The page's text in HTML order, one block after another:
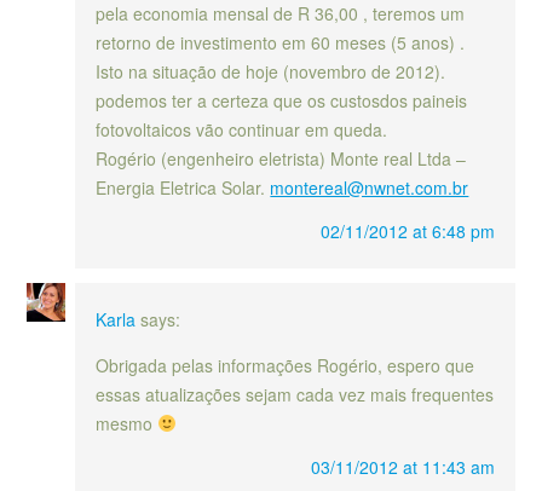
pela economia mensal de R 36,00 , teremos um
retorno de investimento em 60 meses (5 anos) .
Isto na situação de hoje (novembro de 2012).
podemos ter a certeza que os custosdos paineis
fotovoltaicos vão continuar em queda.
Rogério (engenheiro eletrista) Monte real Ltda –
Energia Eletrica Solar. montereal@nwnet.com.br
02/11/2012 at 6:48 pm
Karla says:
Obrigada pelas informações Rogério, espero que
essas atualizações sejam cada vez mais frequentes
mesmo
03/11/2012 at 11:43 am